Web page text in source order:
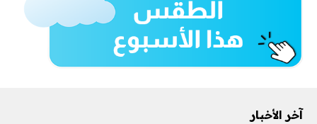
آخر الأخبار